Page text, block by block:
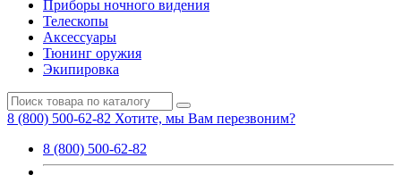
Приборы ночного видения
Телескопы
Аксессуары
Тюнинг оружия
Экипировка
8 (800) 500-62-82 Хотите, мы Вам перезвоним?
8 (800) 500-62-82